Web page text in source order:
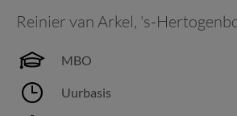
Reinier van Arkel, 's-
MBO
Uurbasis